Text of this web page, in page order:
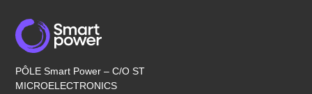
PÔLE Smart Power – C/O ST
MICROELECTRONICS